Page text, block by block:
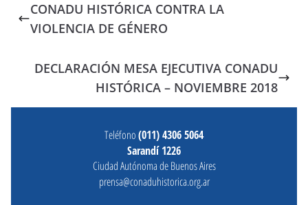
CONADU HISTÓRICA CONTRA LA
VIOLENCIA DE GÉNERO
DECLARACIÓN MESA EJECUTIVA CONADU
HISTÓRICA – NOVIEMBRE 2018
Teléfono(011) 4306 5064
Sarandí 1226
Ciudad Autónoma de Buenos Aires
prensa@conaduhistorica.org.ar